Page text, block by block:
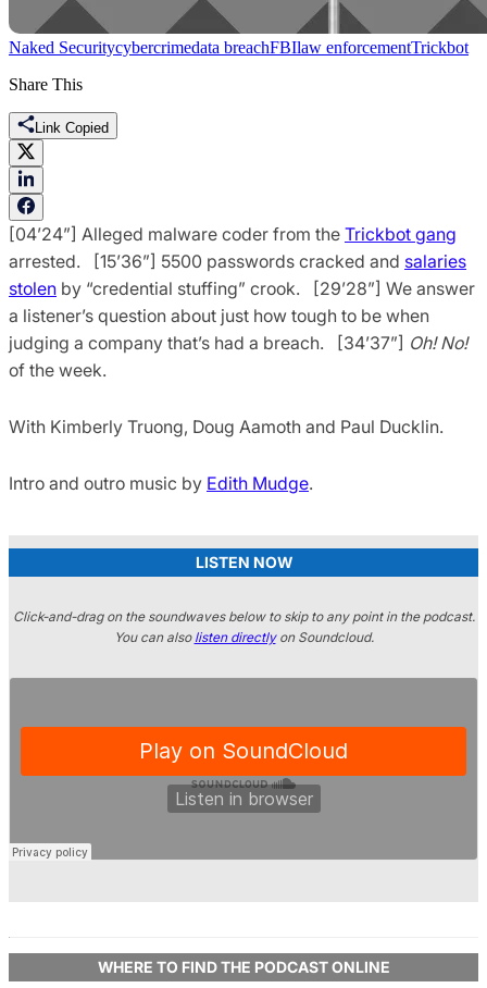
Naked Securitycybercrimedata breachFBIlaw enforcementTrickbot
Share This
Link Copied
[04’24”] Alleged malware coder from the Trickbot gang
arrested. [15’36”] 5500 passwords cracked and salaries
stolen by “credential stuffing” crook. [29’28”] We answer
a listener’s question about just how tough to be when
judging a company that’s had a breach. [34’37”] Oh! No!
of the week.
With Kimberly Truong, Doug Aamoth and Paul Ducklin.
Intro and outro music by Edith Mudge.
LISTEN NOW
Click-and-drag on the soundwaves below to skip to any point in the podcast.
You can also listen directlyon Soundcloud.
WHERE TO FIND THE PODCAST ONLINE